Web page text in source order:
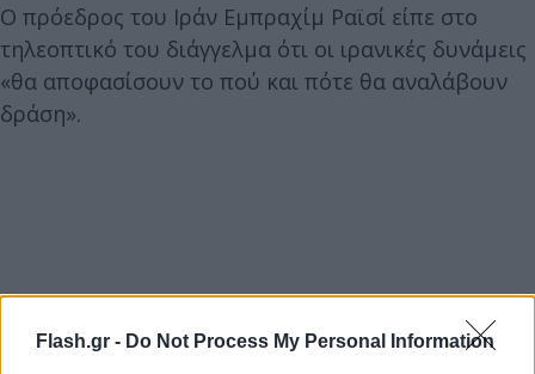
Flash.gr - Do Not Process My Personal Information
Ο πρόεδρος του Ιράν Εμπραχίμ Ραϊσί είπε στο
τηλεοπτικό του διάγγελμα ότι οι ιρανικές δυνάμεις
«θα αποφασίσουν το πού και πότε θα αναλάβουν
δράση».